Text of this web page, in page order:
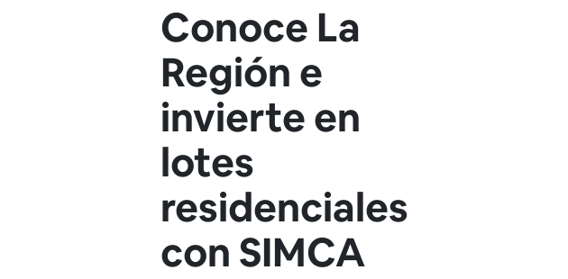
Conoce La
Región e
invierte en
lotes
residenciales
con SIMCA